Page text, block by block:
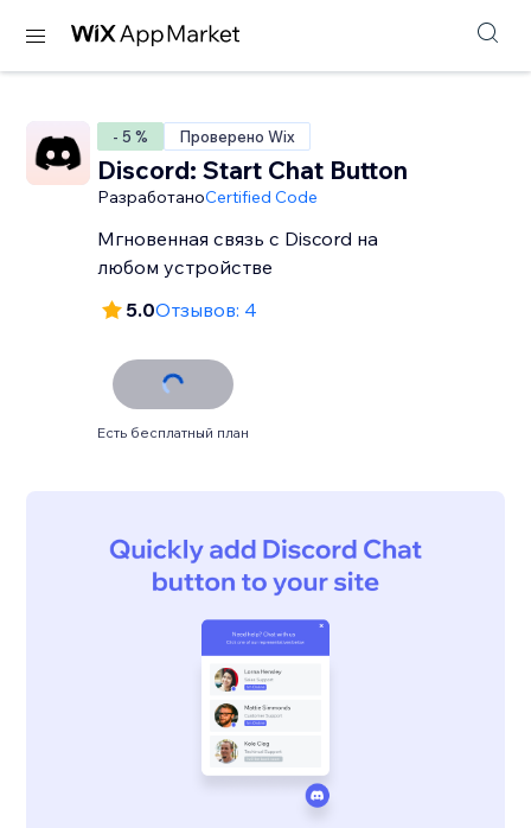
- 5 % Проверено Wix
Discord: Start Chat Button
РазработаноCertified Code
Мгновенная связь с Discord на
любом устройстве
5.0Отзывов: 4
Есть бесплатный план